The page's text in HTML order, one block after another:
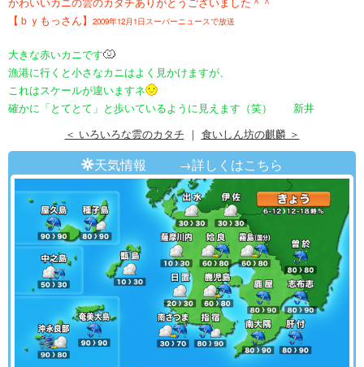
【ｂｙもっさん】 2009年12月1日スーパーニュースで放送
大きな赤いカニです
漁港に行くと小さなカニはよく見かけますが、
これはスケールが違いますネ
確かに「とてとて」と歩いているように見えます（笑） 新井
＜ いろいろな雲のカタチ ｜ 食いしん坊の麒麟 ＞
天気情報 →詳しくはこちら